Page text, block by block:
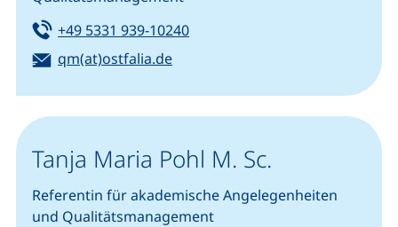
Tel:
+49 5331 939-10240(startet einen Telefonanruf,
E-Mail:
qm(at)ostfalia.de(öffnet Ihr E-Mail-Programm)
Tanja Maria Pohl M. Sc.
Referentin für akademische Angelegenheiten
und Qualitätsmanagement